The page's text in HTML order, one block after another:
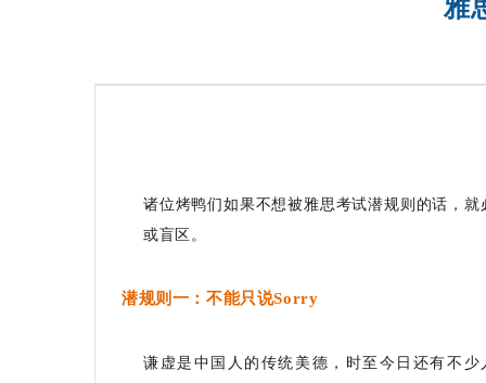
雅
诸位烤鸭们如果不想被雅思考试潜规则的话，
或盲区。
潜规则一：不能只说Sorry
谦虚是中国人的传统美德，时至今日还有不